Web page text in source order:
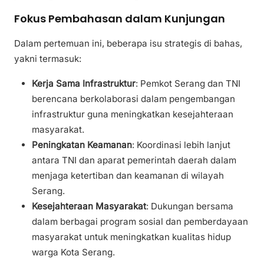
Fokus Pembahasan dalam Kunjungan
Dalam pertemuan ini, beberapa isu strategis di bahas,
yakni termasuk:
Kerja Sama Infrastruktur: Pemkot Serang dan TNI
berencana berkolaborasi dalam pengembangan
infrastruktur guna meningkatkan kesejahteraan
masyarakat.
Peningkatan Keamanan: Koordinasi lebih lanjut
antara TNI dan aparat pemerintah daerah dalam
menjaga ketertiban dan keamanan di wilayah
Serang.
Kesejahteraan Masyarakat: Dukungan bersama
dalam berbagai program sosial dan pemberdayaan
masyarakat untuk meningkatkan kualitas hidup
warga Kota Serang.